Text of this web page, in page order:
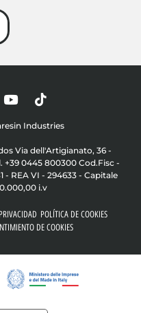
Industries
Via dell'Artigianato, 36 -
+39 0445 800300 Cod.Fisc -
- REA VI - 294633 - Capitale
i.v
POLÍTICA DE COOKIES
DE COOKIES